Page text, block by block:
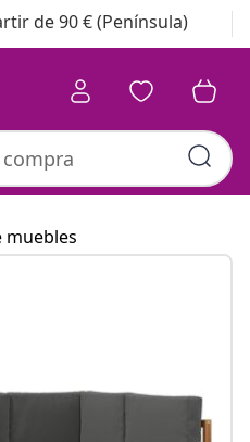
de 90 € (Península)
muebles